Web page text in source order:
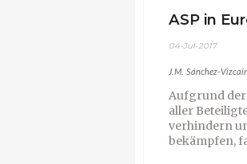
ASP in
04-Jul-2017
J.M. Sánchez-
Aufgrund der
aller
verhindern
bekämpfen,